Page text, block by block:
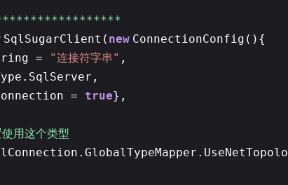
SqlSugarClient( new ConnectionConfig(){
=
"连接符字串" ,
= true},
用这个类型